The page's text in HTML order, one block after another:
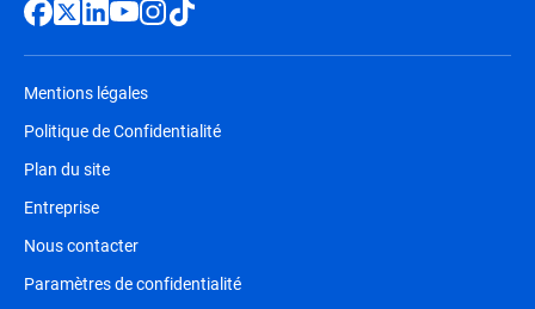
Mentions légales
Politique de Confidentialité
Plan du site
Entreprise
Nous contacter
Paramètres de confidentialité